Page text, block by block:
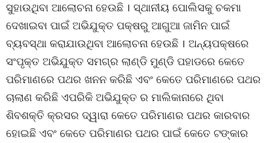
ସୁହାଉଥିବା ଆଲୋଚନା ହେଉଛି । ସ୍ଥାନୀୟ ପୋଲିସକୁ ଚକମା
ଦେଖାଇବା ପାଇଁ ଅଭିଯୁକ୍ତ ପକ୍ଷରୁ ଆଗୁଆ ଜାମିନ ପାଇଁ
ବ୍ୟବସ୍ଥା କରାଯାଉଥିବା ଆଲୋଚନା ହେଉଛି । ଅନ୍ୟପକ୍ଷରେ
ସଂପୃକ୍ତ ଅଭିଯୁକ୍ତ ସମଗ୍ର ଲାଣ୍ଡି ମୁଣ୍ଡି ପହାଡରେ କେତେ
ପରିମାଣରେ ପଥର ଖନନ କରିଛି ଏବଂ କେତେ ପରିମାଣରେ ପଥର
ଚାଲାଣ କରିଛି ଏପରିକି ଅଭିଯୁକ୍ତ ର ମାଲିକାନାରେ ଥିବା
ଶିବଶକ୍ତି କ୍ରସର ଦ୍ୱାରା କେତେ ପରିମାଣର ପଥର କାରବାର
ହୋଇଛି ଏବଂ କେତେ ପରିମାଣର ପଥର ପାଇଁ କେତେ ଟଙ୍କାର